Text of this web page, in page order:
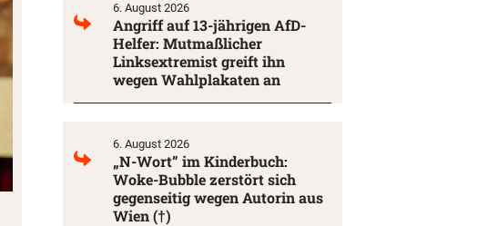
6. August 2026
Angriff auf 13-jährigen AfD-
Helfer: Mutmaßlicher
Linksextremist greift ihn
wegen Wahlplakaten an
6. August 2026
„N-Wort” im Kinderbuch:
Woke-Bubble zerstört sich
gegenseitig wegen Autorin aus
Wien (†)